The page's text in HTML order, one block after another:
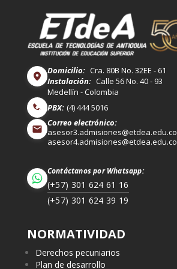
Domicilio: Cra. 80B No. 32EE - 61
Instalación: Calle 56 No. 40 - 93
Medellín - Colombia
PBX: (4) 444 5016
Correo electrónico:
asesor3.admisiones@etdea.edu.co
asesor4.admisiones@etdea.edu.co
Contáctanos por Whatsapp:
(+57) 301 624 61 16
(+57) 301 624 39 19
NORMATIVIDAD
Derechos pecuniarios
Plan de desarrollo